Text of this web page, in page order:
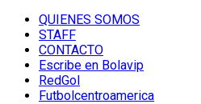
QUIENES SOMOS
STAFF
CONTACTO
Escribe en Bolavip
RedGol
Futbolcentroamerica